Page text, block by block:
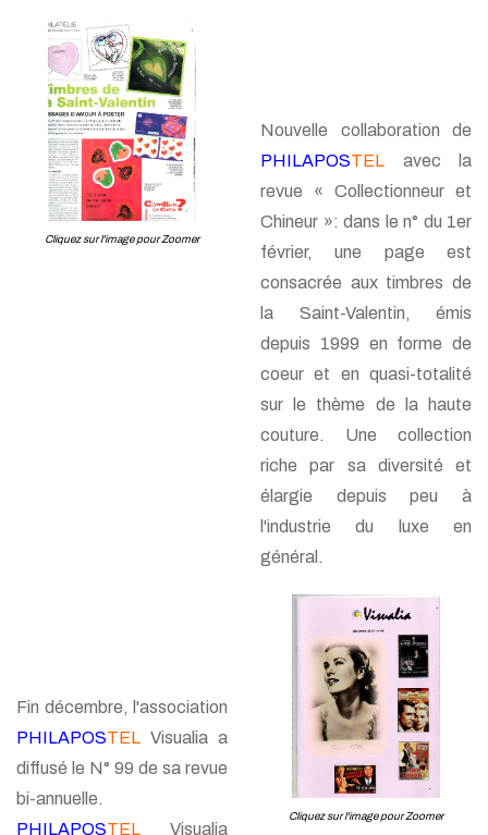
Cliquez sur l'image pour Zoomer
Nouvelle collaboration de
PHILAPOSTEL avec la
revue « Collectionneur et
Chineur »: dans le n° du 1er
février, une page est
consacrée aux timbres de
la Saint-Valentin, émis
depuis 1999 en forme de
coeur et en quasi-totalité
sur le thème de la haute
couture. Une collection
riche par sa diversité et
élargie depuis peu à
l'industrie du luxe en
général.
Fin décembre, l'association
PHILAPOSTEL Visualia a
diffusé le N° 99 de sa revue
bi-annuelle.
PHILAPOSTEL Visualia
Cliquez sur l'image pour Zoomer